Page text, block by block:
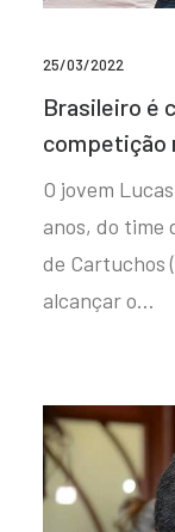
25/03/2022
Brasileiro é
competição
O jovem
anos, do time
de Cartuchos
alcançar o…